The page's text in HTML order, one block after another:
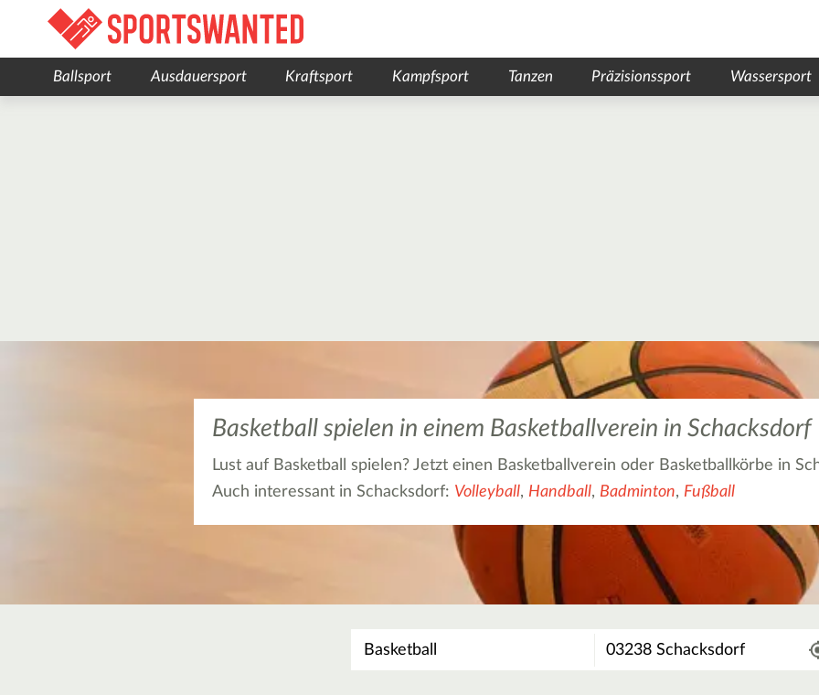
Ballsport Ausdauersport Kraftsport Kampfsport Tanzen Präzisionssport Wassersport
Basketball spielen in einem Basketballverein in Schacksdorf
Lust auf Basketball spielen? Jetzt einen Basketballverein oder Basketballkörbe in
Auch interessant in Schacksdorf: Volleyball, Handball, Badminton, Fußball